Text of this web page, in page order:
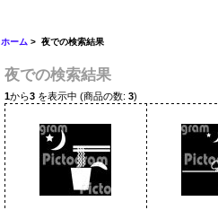
ホーム > 夜での検索結果
夜での検索結果
1から3を表示中 (商品の数: 3)